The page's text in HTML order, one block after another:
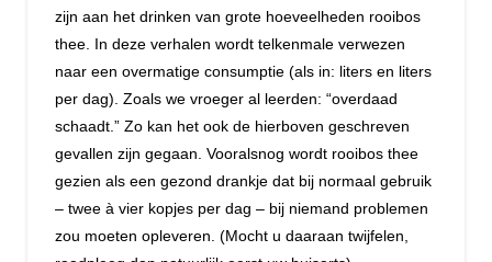
zijn aan het drinken van grote hoeveelheden rooibos
thee. In deze verhalen wordt telkenmale verwezen
naar een overmatige consumptie (als in: liters en liters
per dag). Zoals we vroeger al leerden: “overdaad
schaadt.” Zo kan het ook de hierboven geschreven
gevallen zijn gegaan. Vooralsnog wordt rooibos thee
gezien als een gezond drankje dat bij normaal gebruik
– twee à vier kopjes per dag – bij niemand problemen
zou moeten opleveren. (Mocht u daaraan twijfelen,